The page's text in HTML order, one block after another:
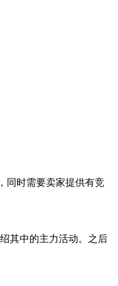
同时需要卖家提供有竞
其中的主力活动。之后